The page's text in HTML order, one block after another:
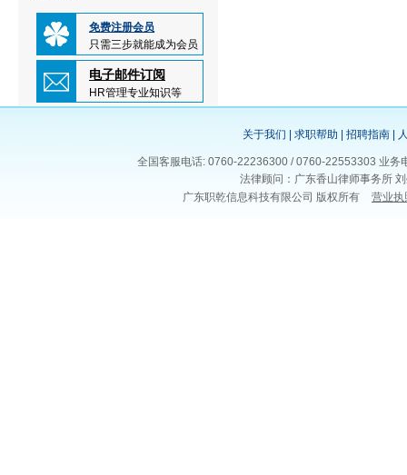
免费注册会员
只需三步就能成为会员
电子邮件订阅
HR管理专业知识等
关于我们 求职帮助 招聘指南
全国客服电话: 0760-22236300 / 0760-22553303 业
法律顾问：广东香山律师事务所
广东职乾信息科技有限公司 版权所有
营业执